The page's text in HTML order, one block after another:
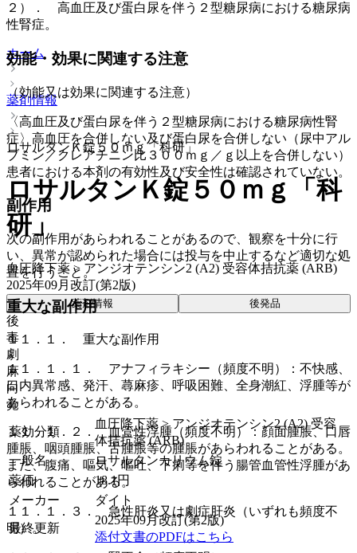
２）． 高血圧及び蛋白尿を伴う２型糖尿病における糖尿病
性腎症。
効能・効果に関連する注意
（効能又は効果に関連する注意）
〈高血圧及び蛋白尿を伴う２型糖尿病における糖尿病性腎
症〉高血圧を合併しない及び蛋白尿を合併しない（尿中アル
ブミン／クレアチニン比３００ｍｇ／ｇ以上を合併しない）
患者における本剤の有効性及び安全性は確認されていない。
副作用
次の副作用があらわれることがあるので、観察を十分に行
い、異常が認められた場合には投与を中止するなど適切な処
置を行うこと。
重大な副作用
１１．１． 重大な副作用
１１．１．１． アナフィラキシー（頻度不明）：不快感、
口内異常感、発汗、蕁麻疹、呼吸困難、全身潮紅、浮腫等が
あらわれることがある。
１１．１．２． 血管性浮腫（頻度不明）：顔面腫脹、口唇
腫脹、咽頭腫脹、舌腫脹等の腫脹があらわれることがある。
また、腹痛、嘔気、嘔吐、下痢等を伴う腸管血管性浮腫があ
らわれることがある。
１１．１．３． 急性肝炎又は劇症肝炎（いずれも頻度不
明）。
ホーム
薬剤情報
ロサルタンＫ錠５０ｍｇ「科研」
ロサルタンＫ錠５０ｍｇ「科
研」
血圧降下薬 > アンジオテンシン2 (A2) 受容体拮抗薬 (ARB)
2025年09月改訂(第2版)
薬剤情報 後発品
後
毒
劇
麻
向
覚
薬効分類
血圧降下薬 > アンジオテンシン2 (A2) 受容
体拮抗薬 (ARB)
一般名
ロサルタンカリウム錠
薬価
18.1円
メーカー
ダイト
最終更新
2025年09月改訂(第2版)
添付文書のPDFはこちら